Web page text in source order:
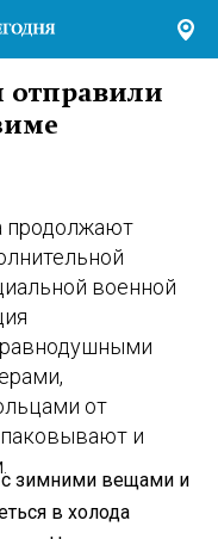
отправили
продолжают
военной
от
и
с зимними вещами и
в холода